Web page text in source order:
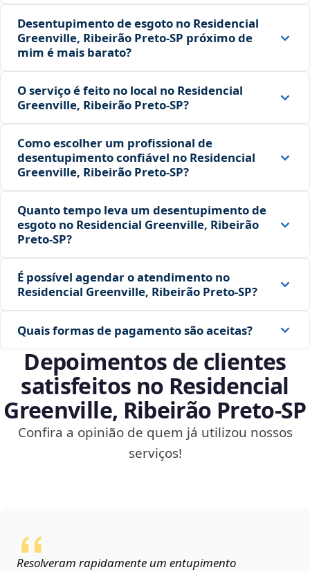
Desentupimento de esgoto no Residencial
Greenville, Ribeirão Preto‑SP próximo de
mim é mais barato?
O serviço é feito no local no Residencial
Greenville, Ribeirão Preto‑SP?
Como escolher um profissional de
desentupimento confiável no Residencial
Greenville, Ribeirão Preto‑SP?
Quanto tempo leva um desentupimento de
esgoto no Residencial Greenville, Ribeirão
Preto‑SP?
É possível agendar o atendimento no
Residencial Greenville, Ribeirão Preto‑SP?
Quais formas de pagamento são aceitas?
Depoimentos de clientes
satisfeitos no Residencial
Greenville, Ribeirão Preto‑SP
Confira a opinião de quem já utilizou nossos
serviços!
Resolveram rapidamente um entupimento